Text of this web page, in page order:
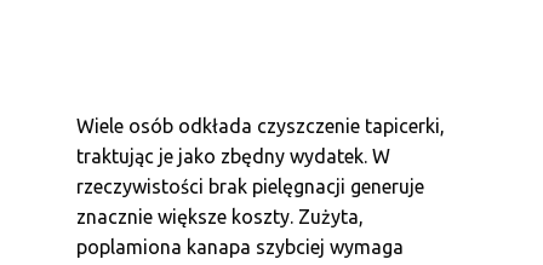
Wiele osób odkłada czyszczenie tapicerki,
traktując je jako zbędny wydatek. W
rzeczywistości brak pielęgnacji generuje
znacznie większe koszty. Zużyta,
poplamiona kanapa szybciej wymaga